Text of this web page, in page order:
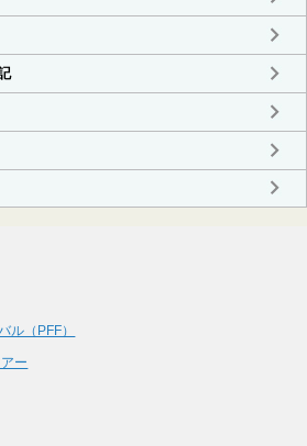
ル（PFF）
ー